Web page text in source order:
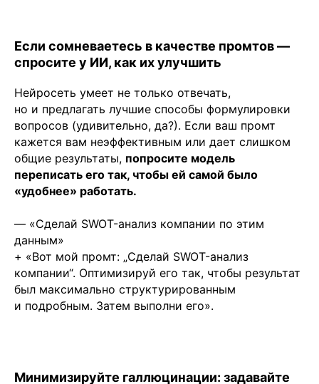
Если сомневаетесь в качестве промтов —
спросите у ИИ, как их улучшить
Нейросеть умеет не только отвечать,
но и предлагать лучшие способы формулировки
вопросов (удивительно, да?). Если ваш промт
кажется вам неэффективным или дает слишком
общие результаты, попросите модель
переписать его так, чтобы ей самой было
«удобнее» работать.
— «Сделай SWOT-анализ компании по этим
данным»
+ «Вот мой промт: „Сделай SWOT-анализ
компании“. Оптимизируй его так, чтобы результат
был максимально структурированным
и подробным. Затем выполни его».
Минимизируйте галлюцинации: задавайте